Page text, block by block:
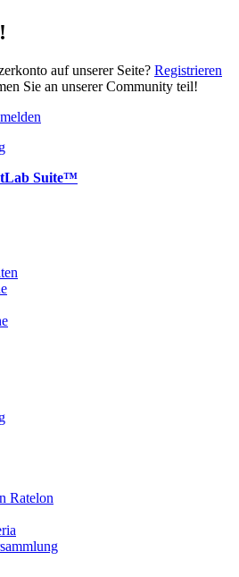
auf unserer Seite? Registrieren
Sie an unserer Community teil!
Suite™
Ratelon